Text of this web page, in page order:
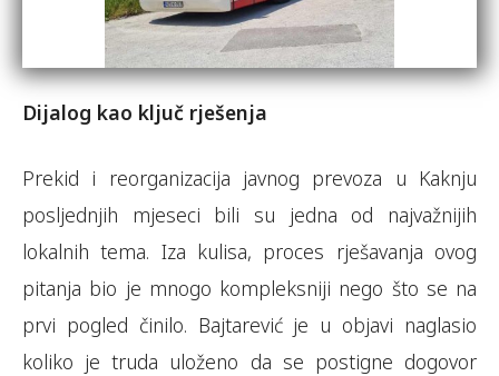
Dijalog kao ključ rješenja
Prekid i reorganizacija javnog prevoza u Kaknju
posljednjih mjeseci bili su jedna od najvažnijih
lokalnih tema. Iza kulisa, proces rješavanja ovog
pitanja bio je mnogo kompleksniji nego što se na
prvi pogled činilo. Bajtarević je u objavi naglasio
koliko je truda uloženo da se postigne dogovor